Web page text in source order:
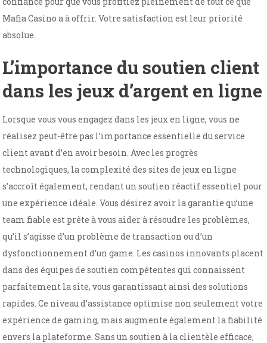
Mafia Casino a à offrir. Votre satisfaction est leur priorité
absolue.
L’importance du soutien client
dans les jeux d’argent en ligne
Lorsque vous vous engagez dans les jeux en ligne, vous ne
réalisez peut-être pas l’importance essentielle du service
client avant d’en avoir besoin. Avec les progrès
technologiques, la complexité des sites de jeux en ligne
s’accroît également, rendant un soutien réactif essentiel pour
une expérience idéale. Vous désirez avoir la garantie qu’une
team fiable est prête à vous aider à résoudre les problèmes,
qu’il s’agisse d’un problème de transaction ou d’un
dysfonctionnement d’un game. Les casinos innovants placent
dans des équipes de soutien compétentes qui connaissent
parfaitement la site, vous garantissant ainsi des solutions
rapides. Ce niveau d’assistance optimise non seulement votre
expérience de gaming, mais augmente également la fiabilité
envers la plateforme. Sans un soutien à la clientèle efficace,